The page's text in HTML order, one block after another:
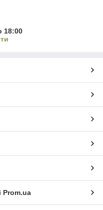
18:00
Prom.ua